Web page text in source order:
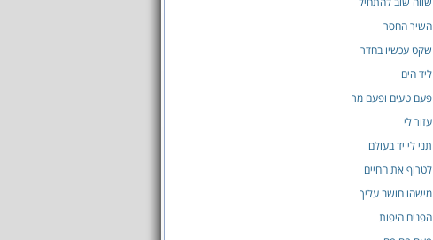
השיר החסר
שקט עכשיו בחדר
ליד הים
פעם טעים ופעם מר
עזור לי
תני לי יד בעולם
לטרוף את החיים
מישהו חושב עליך
הפנים היפות